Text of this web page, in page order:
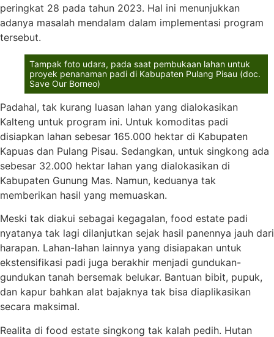
peringkat 28 pada tahun 2023. Hal ini menunjukkan
adanya masalah mendalam dalam implementasi program
tersebut.
Tampak foto udara, pada saat pembukaan lahan untuk
proyek penanaman padi di Kabupaten Pulang Pisau (doc.
Save Our Borneo)
Padahal, tak kurang luasan lahan yang dialokasikan
Kalteng untuk program ini. Untuk komoditas padi
disiapkan lahan sebesar 165.000 hektar di Kabupaten
Kapuas dan Pulang Pisau. Sedangkan, untuk singkong ada
sebesar 32.000 hektar lahan yang dialokasikan di
Kabupaten Gunung Mas. Namun, keduanya tak
memberikan hasil yang memuaskan.
Meski tak diakui sebagai kegagalan, food estate padi
nyatanya tak lagi dilanjutkan sejak hasil panennya jauh dari
harapan. Lahan-lahan lainnya yang disiapakan untuk
ekstensifikasi padi juga berakhir menjadi gundukan-
gundukan tanah bersemak belukar. Bantuan bibit, pupuk,
dan kapur bahkan alat bajaknya tak bisa diaplikasikan
secara maksimal.
Realita di food estate singkong tak kalah pedih. Hutan